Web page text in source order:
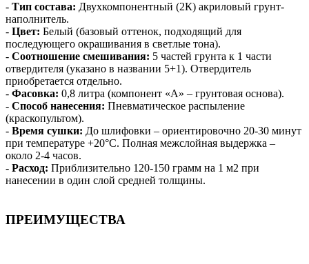
- Тип состава: Двухкомпонентный (2К) акриловый грунт-
наполнитель.
- Цвет: Белый (базовый оттенок, подходящий для
последующего окрашивания в светлые тона).
- Соотношение смешивания: 5 частей грунта к 1 части
отвердителя (указано в названии 5+1). Отвердитель
приобретается отдельно.
- Фасовка: 0,8 литра (компонент «А» – грунтовая основа).
- Способ нанесения: Пневматическое распыление
(краскопультом).
- Время сушки: До шлифовки – ориентировочно 20-30 минут
при температуре +20°C. Полная межслойная выдержка –
около 2-4 часов.
- Расход: Приблизительно 120-150 грамм на 1 м2 при
нанесении в один слой средней толщины.
ПРЕИМУЩЕСТВА